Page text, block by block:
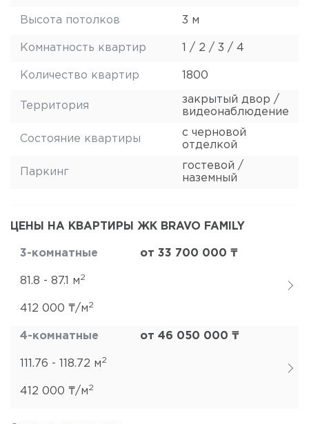
Высота потолков 3 м
Комнатность квартир 1 / 2 / 3 / 4
Количество квартир 1800
Территория
закрытый двор /
видеонаблюдение
Состояние квартиры
с черновой
отделкой
Паркинг
гостевой /
наземный
ЦЕНЫ НА КВАРТИРЫ ЖК BRAVO FAMILY
3-комнатные от 33 700 000 ₸
81.8 - 87.1 м2
412 000 ₸/м2
4-комнатные от 46 050 000 ₸
111.76 - 118.72 м2
412 000 ₸/м2